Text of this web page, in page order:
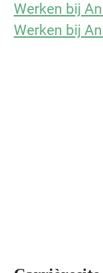
Werken bij
Werken bij